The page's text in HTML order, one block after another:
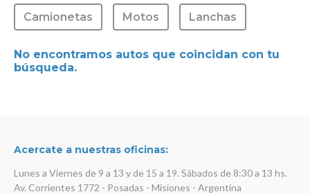
CONOCÉ CARMAK
Camionetas Motos Lanchas
No encontramos autos que coincidan con tu
búsqueda.
Acercate a nuestras oficinas:
Lunes a Viernes de 9 a 13 y de 15 a 19. Sábados de 8:30 a 13 hs.
Av. Corrientes 1772 - Posadas - Misiones - Argentina